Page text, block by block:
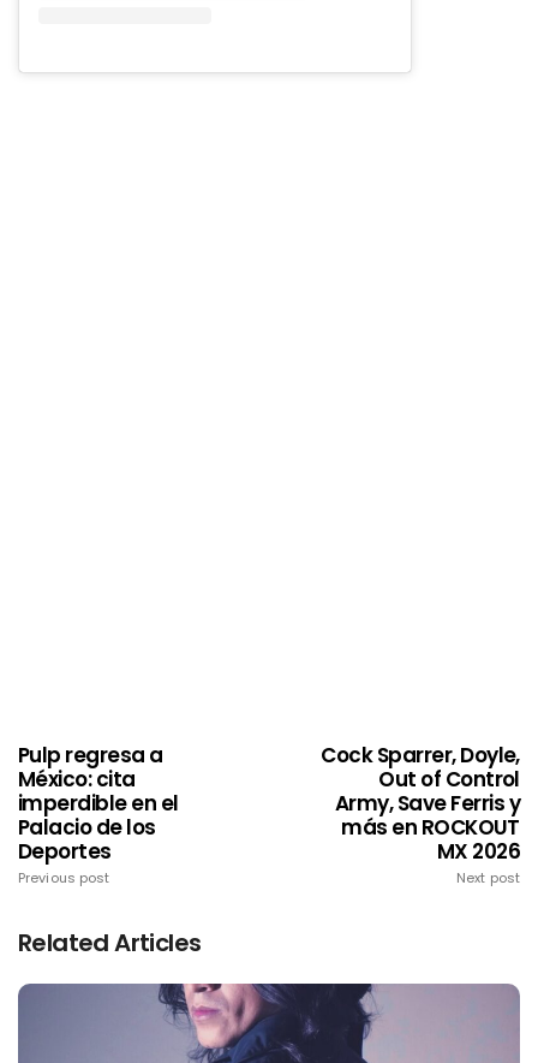
Pulp regresa a
México: cita
imperdible en el
Palacio de los
Deportes
Previous post
Cock Sparrer, Doyle,
Out of Control
Army, Save Ferris y
más en ROCKOUT
MX 2026
Next post
Related Articles